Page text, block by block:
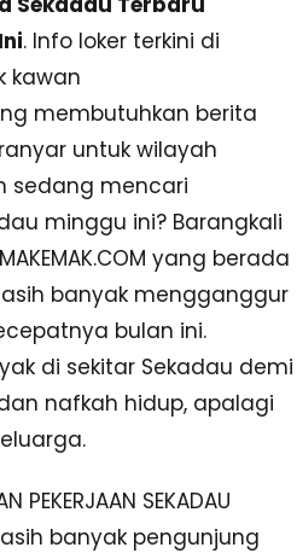
. Info loker terkini di
kawan
membutuhkan berita
untuk wilayah
sedang mencari
minggu ini? Barangkali
yang berada
banyak mengganggur
bulan ini.
di sekitar Sekadau demi
nafkah hidup, apalagi
PEKERJAAN SEKADAU
banyak pengunjung